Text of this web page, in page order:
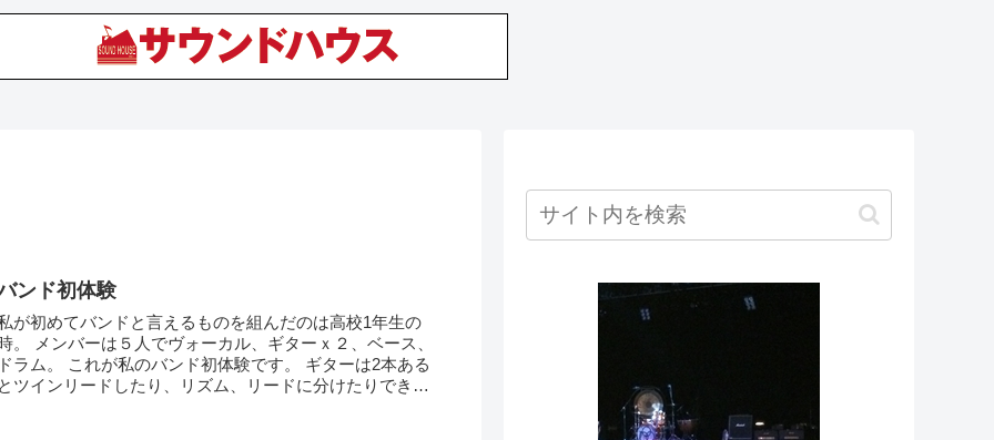
ンド初体験
が初めてバンドと言えるものを組んだのは高校1年生の
。 メンバーは５人でヴォーカル、ギターｘ２、ベース、
ラム。 これが私のバンド初体験です。 ギターは2本ある
ツインリードしたり、リズム、リードに分けたりできる